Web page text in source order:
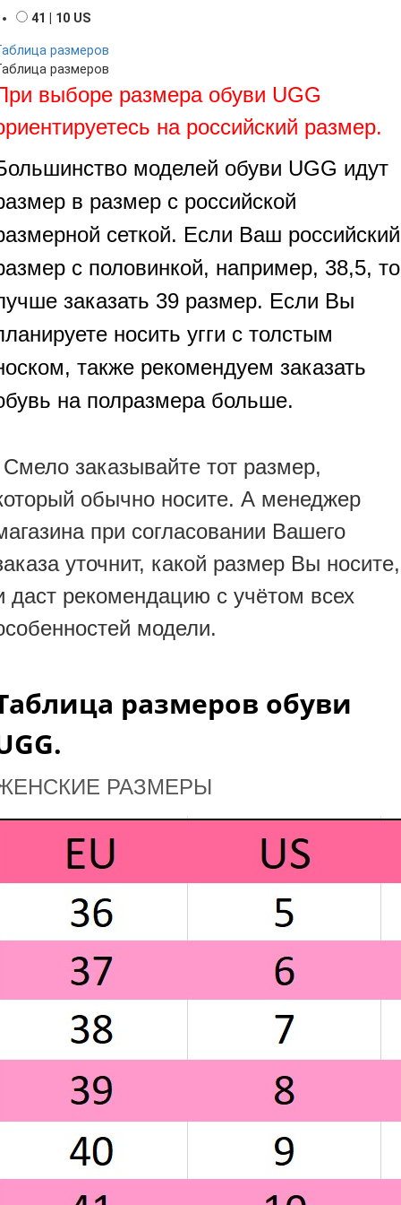
41 | 10 US
размеров
размеров
выборе размера обуви UGG
на российский размер.
моделей обуви UGG идут
в размер с российской
сеткой. Если Ваш российский
с половинкой, например, 38,5, то
заказать 39 размер. Если Вы
носить угги с толстым
также рекомендуем заказать
на полразмера больше.
Смело заказывайте тот размер,
обычно носите. А менеджер
при согласовании Вашего
уточнит, какой размер Вы носите,
даст рекомендацию с учётом всех
модели.
размеров обуви
РАЗМЕРЫ